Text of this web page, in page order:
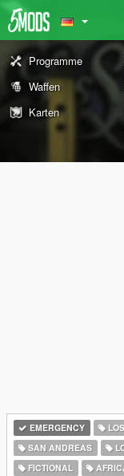
Programme
Waffen
Karten
EMERGENCY
SAN ANDREAS
FICTIONAL